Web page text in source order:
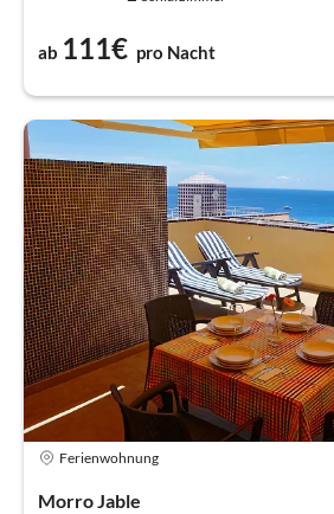
ab 111€ pro Nacht
Ferienwohnung
Morro Jable